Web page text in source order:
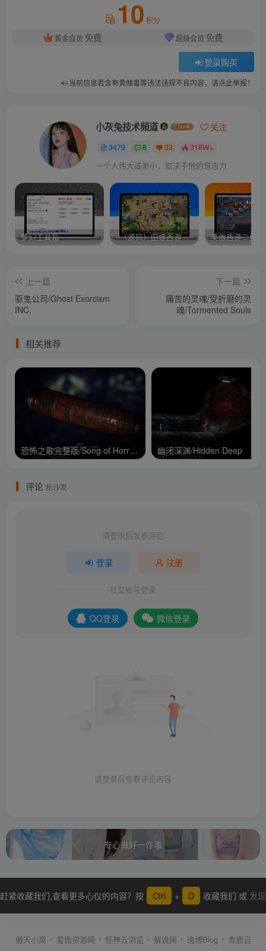
10 积分
黄金会员 免费 超级会员 免费
登录购买
当前信息若含有黄赌毒等违法违规不良内容，请点此举报！
小灰兔技术频道 关注
3479 8 33 318W+
一个人伟大或渺小，取决于他的意志力
梦幻工具箱————-免费 –（源码）田螺西游9.0 假人摆摊18门派飞升渡劫化圣助战最新BB谛听…. 笑傲西游二版-
上一篇
驱鬼公司/Ghost Exorcism
INC.
下一篇
痛苦的灵魂/受折磨的灵
魂/Tormented Souls
相关推荐
恐怖之歌完整版/Song of Horror Complete Edition 幽闭深渊/Hidden Deep
评论 抢沙发
请登录后发表评论
登录 注册
社交账号登录
QQ登录 微信登录
请登录后查看评论内容
专心做好一件事
赶紧收藏我们,查看更多心仪的内容？按 Ctrl + D 收藏我们 或 发现
傲天小窝 爱微资源网 狂神云浏览 解说网 逸博Blog 青鹿云